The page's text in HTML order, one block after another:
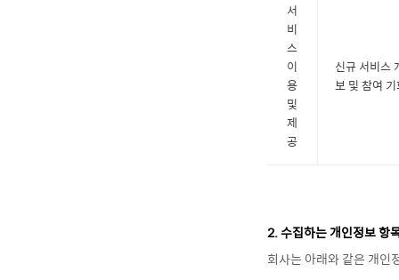
서
비
스
이
용
및
제
공
신규 서비스
보 및 참여
2. 수집하는 개인정보 항